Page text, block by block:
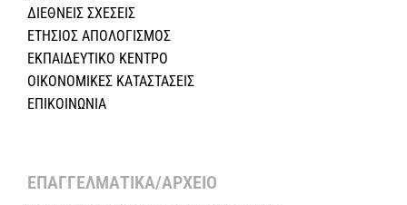
ΔΙΕΘΝΕΙΣ ΣΧΕΣEIΣ
ΕΤΗΣΙΟΣ ΑΠΟΛΟΓΙΣΜΟΣ
ΕΚΠΑΙΔΕΥΤΙΚΟ ΚΕΝΤΡΟ
ΟΙΚΟΝΟΜΙΚΕΣ ΚΑΤΑΣΤΑΣΕΙΣ
ΕΠΙΚΟΙΝΩΝΙΑ
ΕΠΑΓΓΕΛΜΑΤΙΚΑ/ΑΡΧΕΙΟ ​